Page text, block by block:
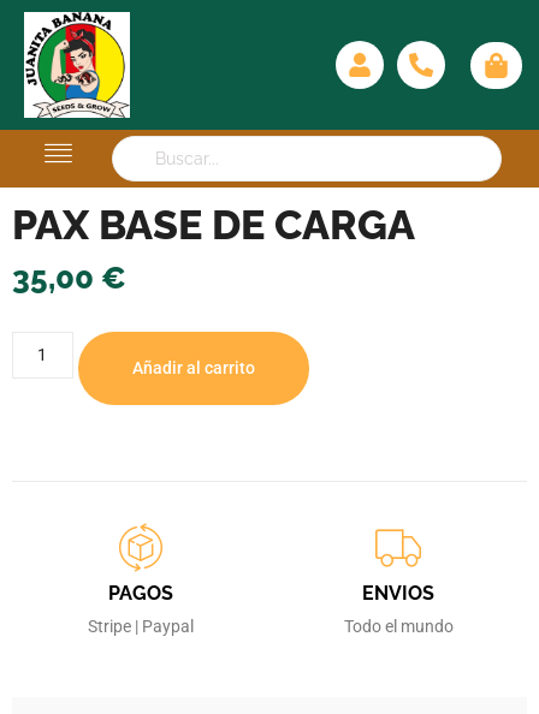
PAX BASE DE CARGA
35,00 €
Añadir al carrito
PAGOS
Stripe | Paypal
ENVIOS
Todo el mundo